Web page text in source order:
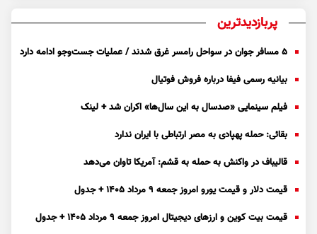
پربازدیدترین
۵ مسافر جوان در سواحل رامسر غرق شدند / عملیات جست‌و‌جو ادامه دارد
بیانیه رسمی فیفا درباره فروش فوتیال
فیلم سینمایی «صدسال به این سال‌ها» اکران شد + لینک
بقائی: حمله پهپادی به مصر ارتباطی با ایران ندارد
قالیباف در واکنش به حمله به قشم: آمریکا تاوان می‌دهد
قیمت دلار و قیمت یورو امروز جمعه ۹ مرداد ۱۴۰۵ + جدول
قیمت بیت کوین و ارز‌های دیجیتال امروز جمعه ۹ مرداد ۱۴۰۵ + جدول